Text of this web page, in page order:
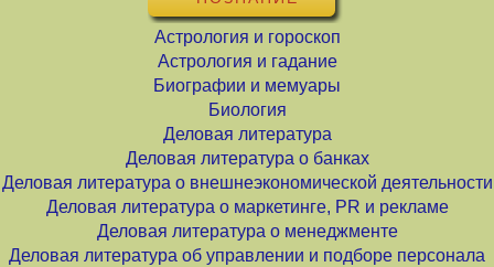
Астрология и гороскоп
Астрология и гадание
Биографии и мемуары
Биология
Деловая литература
Деловая литература о банках
Деловая литература о внешнеэкономической деятельности
Деловая литература о маркетинге, PR и рекламе
Деловая литература о менеджменте
Деловая литература об управлении и подборе персонала